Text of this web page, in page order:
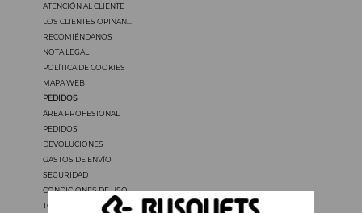
ATENCIÓN AL CLIENTE
LOS CLIENTES OPINAN...
RECOMIÉNDANOS
NOTA LEGAL
POLÍTICA DE COOKIES
MAPA WEB
PEDIDOS
ÁREA PROFESIONAL
PEDIDOS
DEVOLUCIONES
GASTOS DE ENVÍO
SEGURIDAD
CONDICIONES DE USO
TODOS LOS PRECIOS INCLUYEN IVA